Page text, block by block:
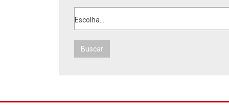
Escolha...
Buscar